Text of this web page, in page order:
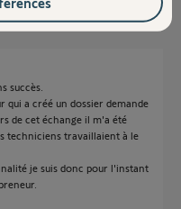
succès.
qui a créé un dossier demande
de cet échange il m'a été
techniciens travaillaient à le
je suis donc pour l'instant